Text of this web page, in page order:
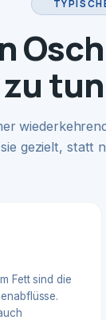
zu
gezielt, statt
Fett sind die